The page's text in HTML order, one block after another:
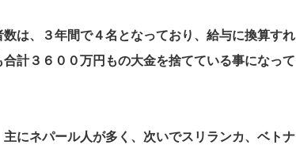
は、３年間で４名となっており、給与に換算すれ
計３６００万円もの大金を捨てている事になって
にネパール人が多く、次いでスリランカ、ベトナ